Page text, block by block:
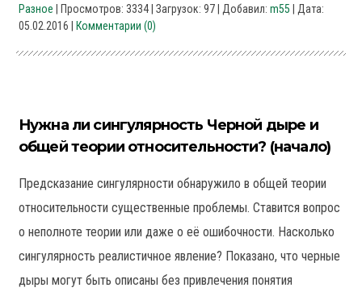
Разное | Просмотров: 3334 | Загрузок: 97 | Добавил: m55 | Дата:
05.02.2016
Комментарии (0)
Нужна ли сингулярность Черной дыре и
общей теории относительности? (начало)
Предсказание сингулярности обнаружило в общей теории
относительности существенные проблемы. Ставится вопрос
о неполноте теории или даже о её ошибочности. Насколько
сингулярность реалистичное явление? Показано, что черные
дыры могут быть описаны без привлечения понятия